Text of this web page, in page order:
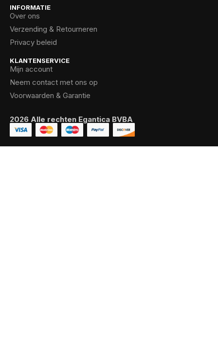
INFORMATIE
Over ons
Verzending & Retourneren
Privacy beleid
KLANTENSERVICE
Mijn account
Neem contact met ons op
Voorwaarden & Garantie
2026 Alle rechten Egantica BVBA